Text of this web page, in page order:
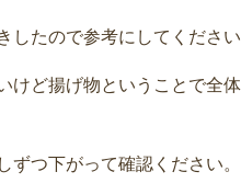
たので参考にしてください
けど揚げ物ということで全
ずつ下がって確認ください。